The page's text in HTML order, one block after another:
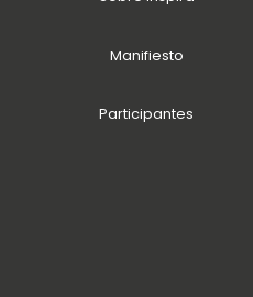
Manifiesto
Participantes